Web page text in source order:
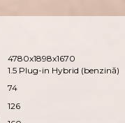
4780x1898x1670
1.5 Plug-in Hybrid (benzină)
74
126